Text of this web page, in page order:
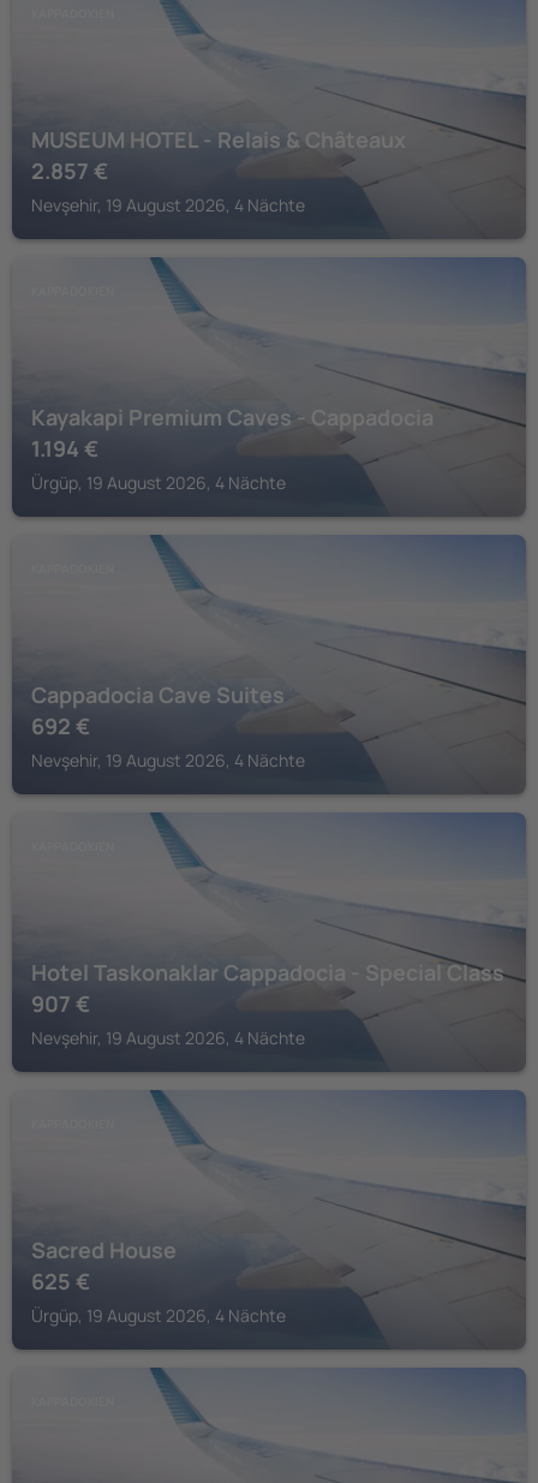
MUSEUM HOTEL - Relais & Châteaux
2.857 €
Nevşehir, 19 August 2026, 4 Nächte
Kayakapi Premium Caves - Cappadocia
1.194 €
Ürgüp, 19 August 2026, 4 Nächte
Cappadocia Cave Suites
692 €
Nevşehir, 19 August 2026, 4 Nächte
Hotel Taskonaklar Cappadocia - Special Class
907 €
Nevşehir, 19 August 2026, 4 Nächte
Sacred House
625 €
Ürgüp, 19 August 2026, 4 Nächte